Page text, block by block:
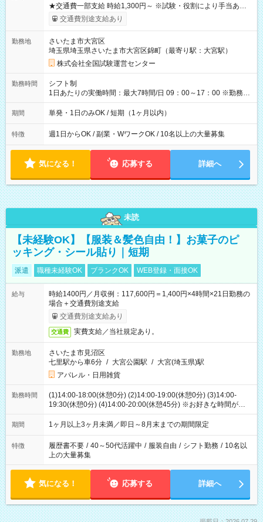
★交通費一部支給 時給1,300円～ ※試験・役割により手当あり
※勤務回数により昇給あり 【即給（前払い）オプションあ
り！】 希望される場合、勤務から1週間ほどで給与の一部を受け
例】 ・河合塾模擬試験 8:30～17:30（休憩1時間） 時給1,300円
×8時間＝日収10,400円＋交通費 ※当日の役割により時給＋100
円の場合あり ・国家試験 7:00～13:30（休憩なし） 時給1,300
円（役割手当＋100円）×6時間＝日収8,400円＋交通費 【試用期
間】試用期間なし
交通費別途支給あり
勤務地
さいたま市大宮区
埼玉県埼玉県さいたま市大宮区錦町（最寄り駅：大宮駅）
株式会社全国試験運営センター
勤務時間
シフト制
1日あたりの実働時間：最大7時間/日 09：00～17：00 ※勤務時
間は 試験により異なります。
期間 単発・1日のみOK / 短期（1ヶ月以内）
特徴 週1日からOK / 副業・WワークOK / 10名以上の大量募集
気になる！ 応募する 詳細へ
未読
【未経験OK】【服装＆髪色自由！】お菓子のピ
ッキング・シール貼り｜短期
派遣 職種未経験OK ブランクOK WEB登録・面接OK
給与
時給1400円／月収例：117,600円＝1,400円×4時間×21日勤務の
場合＋交通費別途支給
交通費別途支給あり
交通費 実費支給／当社規定あり。
勤務地
さいたま市見沼区
七里駅から車6分 / 大宮公園駅 / 大宮(埼玉県)駅
アパレル・日用雑貨
勤務時間
(1)14:00-18:00(休憩0分) (2)14:00-19:00(休憩0分) (3)14:00-
19:30(休憩0分) (4)14:00-20:00(休憩45分) ※お好きな時間が選べ
ます
期間 1ヶ月以上3ヶ月未満／即日～8月末までの期間限定
特徴 履歴書不要 / 40～50代活躍中 / 服装自由 / シフト勤務 / 10名以
上の大量募集
気になる！ 応募する 詳細へ